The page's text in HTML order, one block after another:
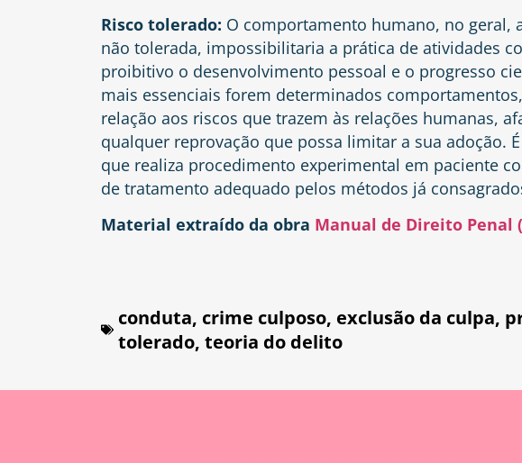
Risco tolerado: O comportamento humano, no geral,
não tolerada, impossibilitaria a prática de atividades
proibitivo o desenvolvimento pessoal e o progresso
mais essenciais forem determinados
relação aos riscos que trazem às relações humanas,
qualquer reprovação que possa limitar a sua adoção.
que realiza procedimento experimental em paciente
de tratamento adequado pelos métodos já
Material extraído da obra Manual de Direito Penal
conduta, crime culposo, exclusão da culpa,
tolerado, teoria do delito